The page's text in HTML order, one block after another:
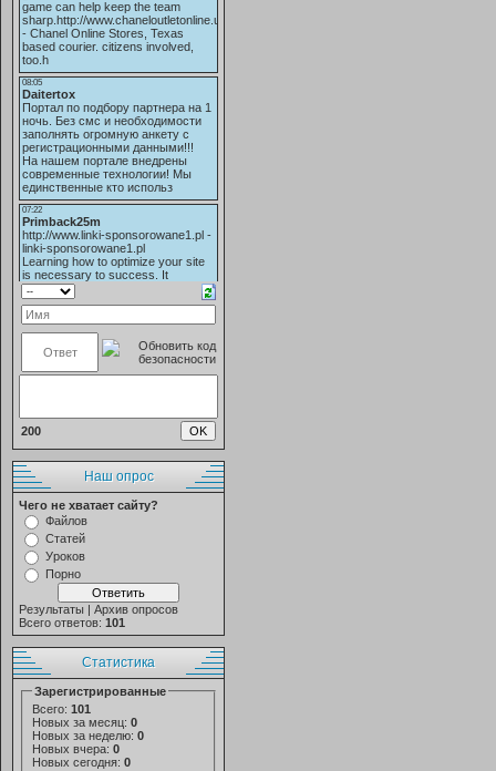
200
Наш опрос
Чего не хватает сайту?
Файлов
Статей
Уроков
Порно
Результаты | Архив опросов
Всего ответов: 101
Статистика
Зарегистрированные
Всего: 101
Новых за месяц: 0
Новых за неделю: 0
Новых вчера: 0
Новых сегодня: 0